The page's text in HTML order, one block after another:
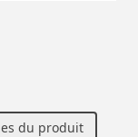
du produit